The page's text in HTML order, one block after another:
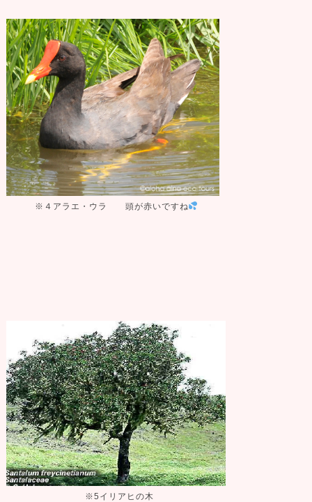
※４アラエ・ウラ 頭が赤いですね
※5イリアヒの木